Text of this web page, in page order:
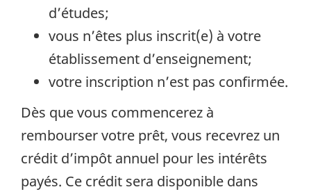
d’études;
vous n’êtes plus inscrit(e) à votre
établissement d’enseignement;
votre inscription n’est pas confirmée.
Dès que vous commencerez à
rembourser votre prêt, vous recevrez un
crédit d’impôt annuel pour les intérêts
payés. Ce crédit sera disponible dans